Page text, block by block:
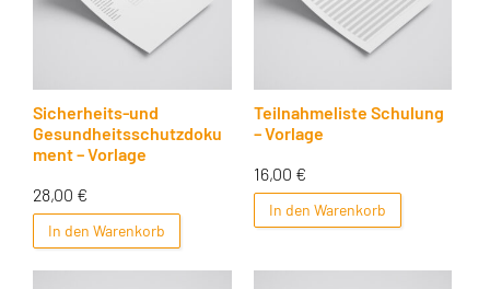
Sicherheits-und
Gesundheitsschutzdoku
ment – Vorlage
28,00 €
In den Warenkorb
Teilnahmeliste Schulung
– Vorlage
16,00 €
In den Warenkorb